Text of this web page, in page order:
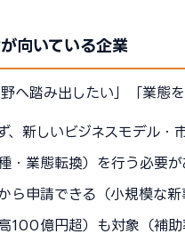
向いている企業
へ踏み出したい」「業態
、新しいビジネスモデル・
・業態転換）を行う必要が
ら申請できる（小規模な新
100億円超）も対象（補助